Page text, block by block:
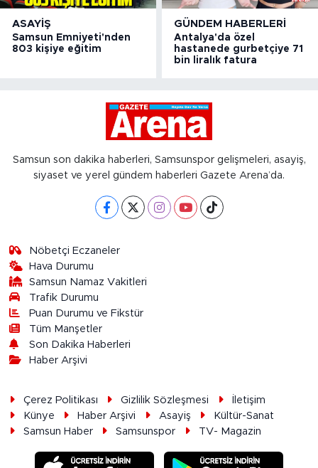
ASAYIŞ
Samsun Emniyeti'nden
803 kişiye eğitim
GÜNDEM HABERLERI
Antalya'da özel
hastanede gurbetçiye 71
bin liralık fatura
Samsun son dakika haberleri, Samsunspor gelişmeleri, asayiş,
siyaset ve yerel gündem haberleri Gazete Arena’da.
Nöbetçi Eczaneler
Hava Durumu
Samsun Namaz Vakitleri
Trafik Durumu
Puan Durumu ve Fikstür
Tüm Manşetler
Son Dakika Haberleri
Haber Arşivi
Çerez Politikası Gizlilik Sözleşmesi
İletişim
Künye
Haber Arşivi Asayiş
Kültür-Sanat
Samsun Haber
Samsunspor TV- Magazin